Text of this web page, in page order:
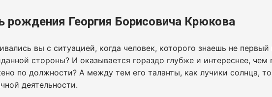
рождения Георгия Борисовича Крюкова
вы с ситуацией, когда человек, которого знаешь не
стороны? И оказывается гораздо глубже и интереснее,
по должности? А между тем его таланты, как лучики солнца,
деятельности.